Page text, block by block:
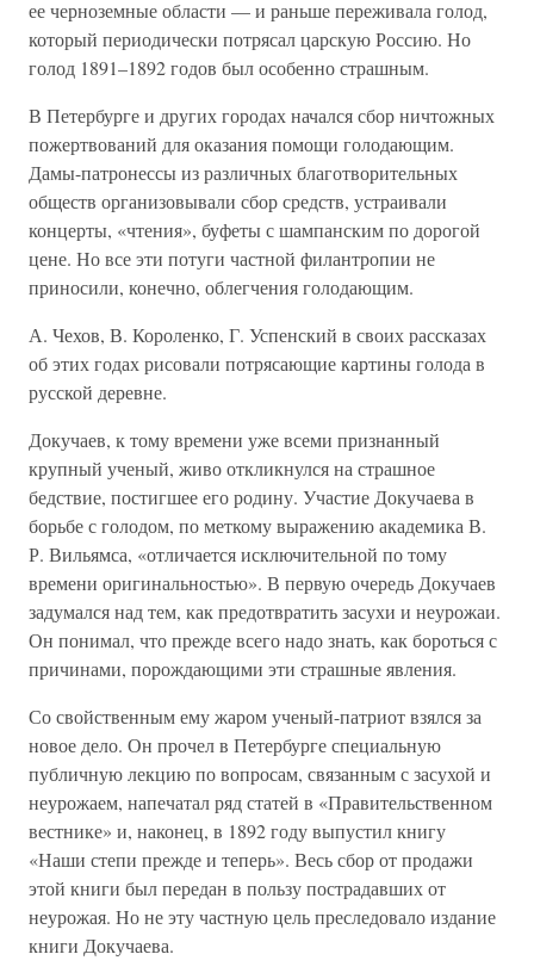
ее черноземные области — и раньше переживала голод,
который периодически потрясал царскую Россию. Но
голод 1891–1892 годов был особенно страшным.
В Петербурге и других городах начался сбор ничтожных
пожертвований для оказания помощи голодающим.
Дамы-патронессы из различных благотворительных
обществ организовывали сбор средств, устраивали
концерты, «чтения», буфеты с шампанским по дорогой
цене. Но все эти потуги частной филантропии не
приносили, конечно, облегчения голодающим.
А. Чехов, В. Короленко, Г. Успенский в своих рассказах
об этих годах рисовали потрясающие картины голода в
русской деревне.
Докучаев, к тому времени уже всеми признанный
крупный ученый, живо откликнулся на страшное
бедствие, постигшее его родину. Участие Докучаева в
борьбе с голодом, по меткому выражению академика В.
Р. Вильямса, «отличается исключительной по тому
времени оригинальностью». В первую очередь Докучаев
задумался над тем, как предотвратить засухи и неурожаи.
Он понимал, что прежде всего надо знать, как бороться с
причинами, порождающими эти страшные явления.
Со свойственным ему жаром ученый-патриот взялся за
новое дело. Он прочел в Петербурге специальную
публичную лекцию по вопросам, связанным с засухой и
неурожаем, напечатал ряд статей в «Правительственном
вестнике» и, наконец, в 1892 году выпустил книгу
«Наши степи прежде и теперь». Весь сбор от продажи
этой книги был передан в пользу пострадавших от
неурожая. Но не эту частную цель преследовало издание
книги Докучаева.